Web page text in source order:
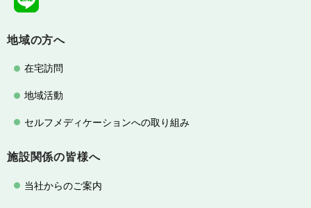
地域の方へ
在宅訪問
地域活動
セルフメディケーションへの取り組み
施設関係の皆様へ
当社からのご案内